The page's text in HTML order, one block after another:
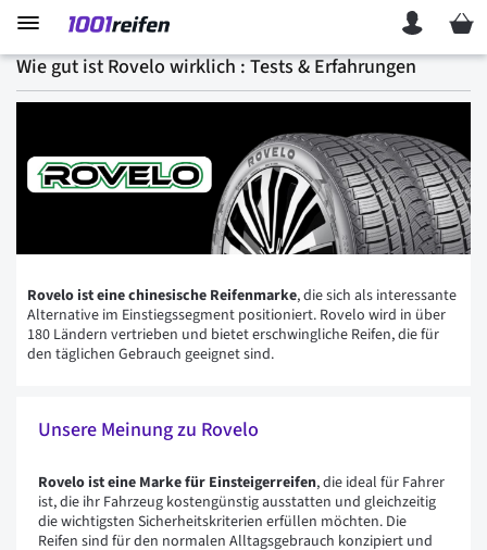
Mein
Wie gut ist Rovelo wirklich : Tests & Erfahrungen
Rovelo ist eine chinesische Reifenmarke, die sich als interessante
Alternative im Einstiegssegment positioniert. Rovelo wird in über
180 Ländern vertrieben und bietet erschwingliche Reifen, die für
den täglichen Gebrauch geeignet sind.
Unsere Meinung zu Rovelo
Rovelo ist eine Marke für Einsteigerreifen, die ideal für Fahrer
ist, die ihr Fahrzeug kostengünstig ausstatten und gleichzeitig
die wichtigsten Sicherheitskriterien erfüllen möchten. Die
Reifen sind für den normalen Alltagsgebrauch konzipiert und